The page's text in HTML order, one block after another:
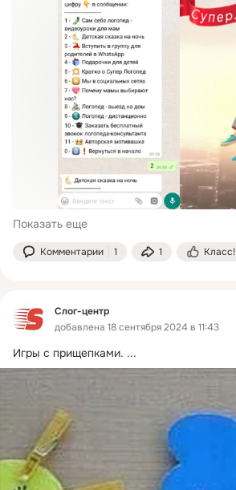
Показать еще
Комментарии 1 1 Класс!
Слог-центр
добавлена 18 сентября 2024 в 11:43
Игры с прищепками. ...